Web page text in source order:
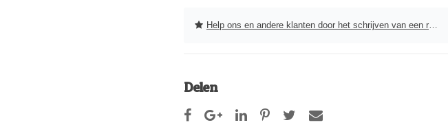
Help ons en andere klanten door het schrijven van een review
Delen